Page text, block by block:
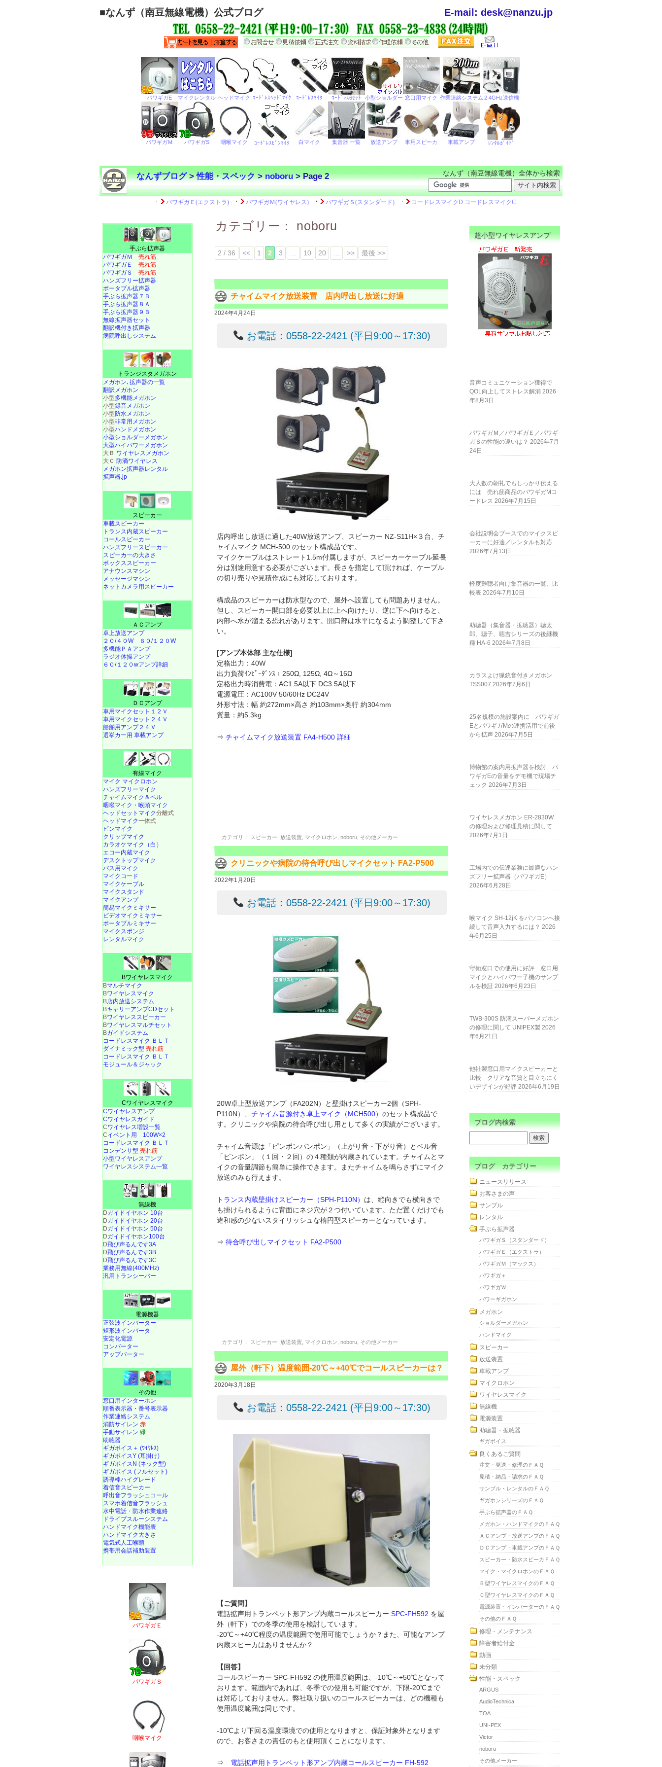
■なんず（南豆無線電機）公式ブログ E-mail: desk@nanzu.jp
なんずブログ>性能・スペック>noboru> Page 2 なんず（南豆無線電機）全体から検索
カテゴリー： noboru
2 / 36 << 1 2 3 10 20 >> 最後 >>
チャイムマイク放送装置 店内呼出し放送に好適
2024年4月24日
お電話：0558-22-2421 (平日9:00～17:30)
店内呼出し放送に適した40W放送アンプ、スピーカー NZ-S11H×３台、チ
ャイムマイク MCH-500 のセット構成品です。
マイクケーブルはストレート1.5m付属しますが、スピーカーケーブル延長
分は別途用意する必要がございます。長さを指定して頂ければ、ケーブル
の切り売りや見積作成にも対応しております。
構成品のスピーカーは防水型なので、屋外へ設置しても問題ありません。
但し、スピーカー開口部を必要以上に上へ向けたり、逆に下へ向けると、
内部へ水が溜まる恐れがあります。開口部は水平になるよう調整して下さ
い。
[アンプ本体部 主な仕様]
定格出力：40W
出力負荷ｲﾝﾋﾟｰﾀﾞﾝｽ：250Ω, 125Ω, 4Ω～16Ω
定格出力時消費電：AC1.5A以下 DC3.5A以下
電源電圧：AC100V 50/60Hz DC24V
外形寸法：幅 約272mm×高さ 約103mm×奥行 約304mm
質量：約5.3kg
⇒チャイムマイク放送装置 FA4-H500 詳細
カテゴリ： スピーカー 放送装置 マイクロホン ,noboru その他メーカー
クリニックや病院の待合呼び出しマイクセット FA2-P500
2022年1月20日
お電話：0558-22-2421 (平日9:00～17:30)
20W卓上型放送アンプ（FA202N）と壁掛けスピーカー2個（SPH-
P110N）、チャイム音源付き卓上マイク（MCH500）のセット構成品で
す。クリニックや病院の待合呼び出し用として多くの実績がございます。
チャイム音源は「ピンポンパンポン」（上がり音・下がり音）とベル音
「ピンポン」（１回・２回）の４種類が内蔵されています。チャイムとマ
イクの音量調節も簡単に操作できます。またチャイムを鳴らさずにマイク
放送のみも行えます。
トランス内蔵壁掛けスピーカー（SPH-P110N） は、縦向きでも横向きで
も掛けられるように背面にネジ穴が２つ付いています。ただ置くだけでも
違和感の少ないスタイリッシュな楕円型スピーカーとなっています。
⇒待合呼び出しマイクセット FA2-P500
カテゴリ： スピーカー 放送装置 マイクロホン ,noboru その他メーカー
屋外（軒下）温度範囲-20℃～+40℃でコールスピーカーは？
2020年3月18日
お電話：0558-22-2421 (平日9:00～17:30)
【ご質問】
電話拡声用トランペット形アンプ内蔵コールスピーカーSPC-FH592 を屋
外（軒下）での冬季の使用を検討しています。
-20℃～+40℃程度の温度範囲で使用可能でしょうか？また、可能なアンプ
内蔵スピーカはありませんか？
【回答】
コールスピーカー SPC-FH592 の使用温度範囲は、-10℃～+50℃となって
おります。範囲内であれば、冬季での使用も可能ですが、下限-20℃まで
は対応しておりません。弊社取り扱いのコールスピーカーは、どの機種も
使用温度範囲は同じです。
-10℃より下回る温度環境での使用となりますと、保証対象外となります
ので、お客さまの責任のもと使用頂くことになります。
⇒ 電話拡声用トランペット形アンプ内蔵コールスピーカー FH-592
手ぶら拡声器
パワギガＭ 売れ筋
パワギガＥ 売れ筋
パワギガＳ 売れ筋
ハンズフリー拡声器
ポータブル拡声器
手ぶら拡声器７Ｂ
手ぶら拡声器８Ａ
手ぶら拡声器９Ｂ
無線拡声器セット
翻訳機付き拡声器
病院呼出しシステム
トランジスタメガホン
メガホン､拡声器の一覧
翻訳メガホン
小型多機能メガホン
小型録音メガホン
小型防水メガホン
小型非常用メガホン
小型ハンドメガホン
小型ショルダーメガホン
大型ハイパワーメガホン
大Ｂ ワイヤレスメガホン
大Ｃ 防滴ワイヤレス
メガホン拡声器レンタル
拡声器.jp
スピーカー
車載スピーカー
トランス内蔵スピーカー
コールスピーカー
ハンズフリースピーカー
スピーカーの大きさ
ボックススピーカー
アナウンスマシン
メッセージマシン
ネットカメラ用スピーカー
ＡＣアンプ
卓上放送アンプ
２０/４０W
６０/１２０W
多機能ＰＡアンプ
ラジオ体操アンプ
６０/１２０wアンプ詳細
ＤＣアンプ
車用マイクセット１２Ｖ
車用マイクセット２４Ｖ
船舶用アンプ２４Ｖ
選挙カー用 車載アンプ
有線マイク
マイク マイクロホン
ハンズフリーマイク
チャイムマイク＆ベル
咽喉マイク・喉頭マイク
ヘッドセットマイク分離式
ヘッドマイク一体式
ピンマイク
クリップマイク
カラオケマイク（白）
エコー内蔵マイク
デスクトップマイク
バス用マイク
マイクコード
マイクケーブル
マイクスタンド
マイクアンプ
簡易マイクミキサー
ビデオマイクミキサー
ポータブルミキサー
マイクスポンジ
レンタルマイク
Bワイヤレスマイク
Bマルチマイク
Bワイヤレスマイク
B店内放送システム
BキャリーアンプCDセット
Bワイヤレススピーカー
Bワイヤレスマルチセット
Bガイドシステム
コードレスマイク ＢＬＴ
ダイナミック型 売れ筋
コードレスマイク ＢＬＴ
モジュール＆ジャック
Cワイヤレスマイク
Cワイヤレスアンプ
Cワイヤレスガイド
Cワイヤレス増設一覧
Cイベント用 100W×2
コードレスマイク ＢＬＴ
コンデンサ型 売れ筋
小型ワイヤレスアンプ
ワイヤレスシステム一覧
無線機
Dガイドイヤホン 10台
Dガイドイヤホン 20台
Dガイドイヤホン 50台
Dガイドイヤホン100台
D飛び声るんです3A
D飛び声るんです3B
D飛び声るんです3C
業務用無線(400MHz)
汎用トランシーバー
電源機器
正弦波インバーター
矩形波インバータ
安定化電源
コンバーター
アップバーター
その他
窓口用インターホン
順番表示器・番号表示器
作業連絡システム
消防サイレン 赤
手動サイレン 緑
助聴器
ギガボイス＋ (ﾜｲﾔﾚｽ)
ギガボイスY (耳掛け)
ギガボイスN (ネック型)
ギガボイス (フルセット)
誘導棒ハイグレード
着信音スピーカー
呼出音フラッシュコール
スマホ着信音フラッシュ
水中電話 ・ 防水作業連絡
ドライブスルーシステム
ハンドマイク機能表
ハンドマイク大きさ
電気式人工喉頭
携帯用会話補助装置
パワギガＥ
パワギガＳ
咽喉マイク
超小型ワイヤレスアンプ
音声コミュニケーション獲得で
QOL向上してストレス解消 2026
年8月3日
パワギガＭ／パワギガＥ／パワギ
ガＳの性能の違いは？ 2026年7月
24日
大人数の朝礼でもしっかり伝える
には 売れ筋商品のパワギガMコ
ードレス 2026年7月15日
会社説明会ブースでのマイクスピ
ーカーに好適／レンタルも対応
2026年7月13日
軽度難聴者向け集音器の一覧、比
較表 2026年7月10日
助聴器（集音器・拡聴器）聴太
郎、聴子、聴吉シリーズの後継機
種 HA-6 2026年7月8日
カラスよけ猟銃音付きメガホン
TSS007 2026年7月6日
25名規模の施設案内に パワギガ
EとパワギガMの連携活用で前後
から拡声 2026年7月5日
博物館の案内用拡声器を検討 パ
ワギガEの音量をデモ機で現場チ
ェック 2026年7月3日
ワイヤレスメガホン ER-2830W
の修理および修理見積に関して
2026年7月1日
工場内での伝達業務に最適なハン
ズフリー拡声器（パワギガE）
2026年6月28日
喉マイク SH-12jK をパソコンへ接
続して音声入力するには？ 2026
年6月25日
守衛窓口での使用に好評 窓口用
マイクとハイパワー子機のサンプ
ルを検証 2026年6月23日
TWB-300S 防滴スーパーメガホン
の修理に関して UNIPEX製 2026
年6月21日
他社製窓口用マイクスピーカーと
比較 クリアな音質と目立ちにく
いデザインが好評 2026年6月19日
ブログ内検索
ブログ カテゴリー
ニュースリリース
お客さまの声
サンプル
レンタル
手ぶら拡声器
パワギガＳ（スタンダード）
パワギガＥ（エクストラ）
パワギガＭ（マックス）
パワギガ＋
パワギガＷ
パワーギガホン
メガホン
ショルダーメガホン
ハンドマイク
スピーカー
放送装置
車載アンプ
マイクロホン
ワイヤレスマイク
無線機
電源装置
助聴器・拡聴器
ギガボイス
良くあるご質問
注文・発送・修理のＦＡＱ
見積・納品・請求のＦＡＱ
サンプル・レンタルのＦＡＱ
ギガホンシリーズのＦＡＱ
手ぶら拡声器のＦＡＱ
メガホン・ハンドマイクのＦＡＱ
ＡＣアンプ・放送アンプのＦＡＱ
ＤＣアンプ・車載アンプのＦＡＱ
スピーカー・防水スピーカＦＡＱ
マイク・マイクロホンのＦＡＱ
Ｂ型ワイヤレスマイクのＦＡＱ
Ｃ型ワイヤレスマイクのＦＡＱ
電源装置・インバーターのＦＡＱ
その他のＦＡＱ
修理・メンテナンス
障害者給付金
動画
未分類
性能・スペック
ARGUS
AudioTechnica
TOA
UNI-PEX
Victor
noboru
その他メーカー